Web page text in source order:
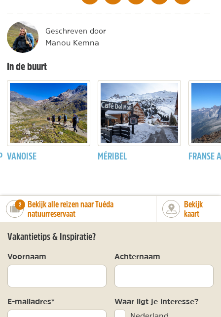
Geschreven door
Manou Kemna
In de buurt
VANOISE MÉRIBEL FRANSE
number_of_trips:
2
Bekijk alle reizen naar Tuéda
natuurreservaat
Bekijk
kaart
Vakantietips & Inspiratie?
Voornaam Achternaam
E-mailadres* Waar ligt je interesse?
Nederland